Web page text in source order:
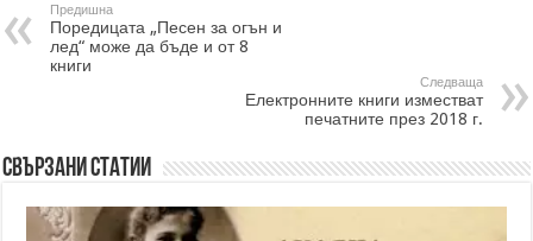
Предишна
Поредицата „Песен за огън и
лед“ може да бъде и от 8
книги
Следваща
Електронните книги изместват
печатните през 2018 г.
Свързани статии